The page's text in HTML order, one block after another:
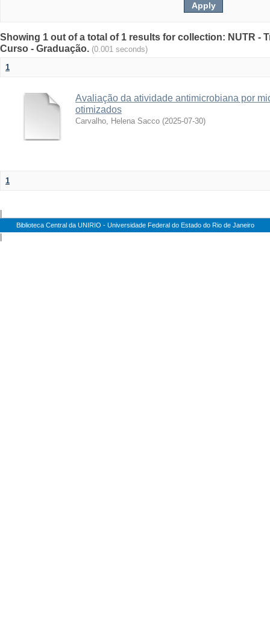
Showing 1 out of a total of 1 results for collection: NUTR -
Curso - Graduação. (0.001 seconds)
1
Avaliação da atividade antimicrobiana por
otimizados
Carvalho, Helena Sacco (2025-07-30)
1
Biblioteca Central da UNIRIO - Universidade Federal do Estado do Rio de Janeiro